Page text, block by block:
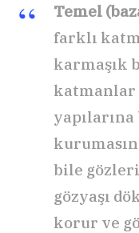
Temel
farklı
karmaşık
katmanlar
bile
gözyaşı
korur ve